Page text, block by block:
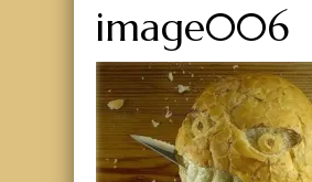
image006